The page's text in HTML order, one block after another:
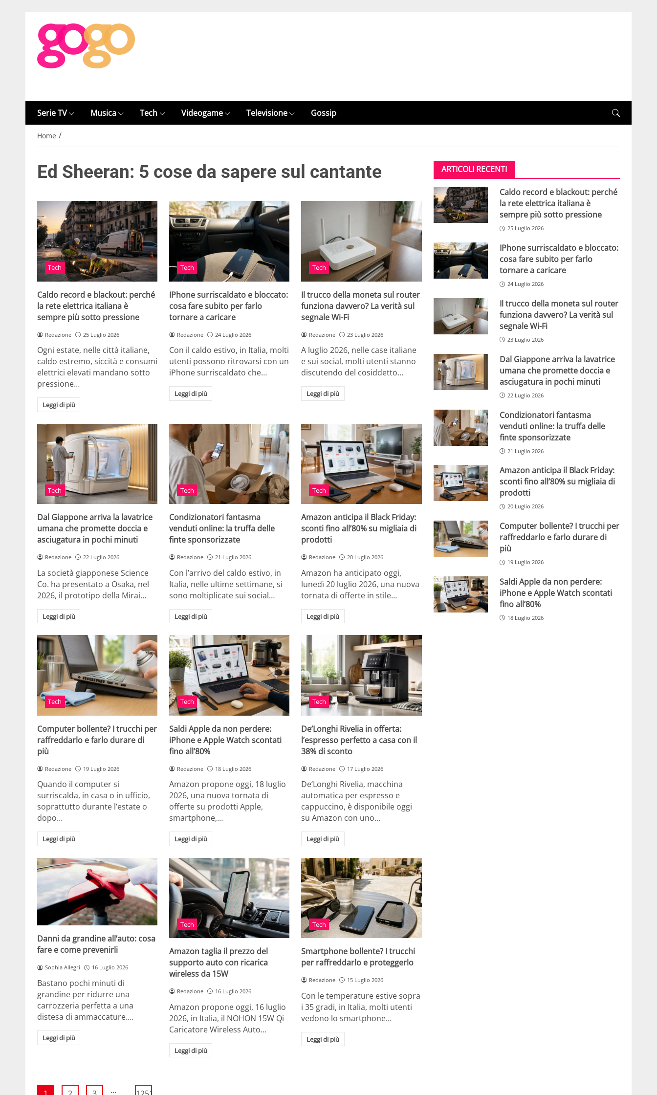
Serie TV Musica Tech Videogame Televisione Gossip
Home /
Ed Sheeran: 5 cose da sapere sul cantante
Tech
Caldo record e blackout: perché
la rete elettrica italiana è
sempre più sotto pressione
Redazione 25 Luglio 2026
Ogni estate, nelle città italiane,
caldo estremo, siccità e consumi
elettrici elevati mandano sotto
pressione…
Leggi di più
Tech
IPhone surriscaldato e bloccato:
cosa fare subito per farlo
tornare a caricare
Redazione 24 Luglio 2026
Con il caldo estivo, in Italia, molti
utenti possono ritrovarsi con un
iPhone surriscaldato che…
Leggi di più
Tech
Il trucco della moneta sul router
funziona davvero? La verità sul
segnale Wi-Fi
Redazione 23 Luglio 2026
A luglio 2026, nelle case italiane
e sui social, molti utenti stanno
discutendo del cosiddetto…
Leggi di più
Tech
Dal Giappone arriva la lavatrice
umana che promette doccia e
asciugatura in pochi minuti
Redazione 22 Luglio 2026
La società giapponese Science
Co. ha presentato a Osaka, nel
2026, il prototipo della Mirai…
Leggi di più
Tech
Condizionatori fantasma
venduti online: la truffa delle
finte sponsorizzate
Redazione 21 Luglio 2026
Con l’arrivo del caldo estivo, in
Italia, nelle ultime settimane, si
sono moltiplicate sui social…
Leggi di più
Tech
Amazon anticipa il Black Friday:
sconti fino all’80% su migliaia di
prodotti
Redazione 20 Luglio 2026
Amazon ha anticipato oggi,
lunedì 20 luglio 2026, una nuova
tornata di offerte in stile…
Leggi di più
Tech
Computer bollente? I trucchi per
raffreddarlo e farlo durare di
più
Redazione 19 Luglio 2026
Quando il computer si
surriscalda, in casa o in ufficio,
soprattutto durante l’estate o
dopo…
Leggi di più
Tech
Saldi Apple da non perdere:
iPhone e Apple Watch scontati
fino all’80%
Redazione 18 Luglio 2026
Amazon propone oggi, 18 luglio
2026, una nuova tornata di
offerte su prodotti Apple,
smartphone,…
Leggi di più
Tech
De’Longhi Rivelia in offerta:
l’espresso perfetto a casa con il
38% di sconto
Redazione 17 Luglio 2026
De’Longhi Rivelia, macchina
automatica per espresso e
cappuccino, è disponibile oggi
su Amazon con uno…
Leggi di più
Danni da grandine all’auto: cosa
fare e come prevenirli
Sophia Allegri 16 Luglio 2026
Bastano pochi minuti di
grandine per ridurre una
carrozzeria perfetta a una
distesa di ammaccature.…
Leggi di più
Tech
Amazon taglia il prezzo del
supporto auto con ricarica
wireless da 15W
Redazione 16 Luglio 2026
Amazon propone oggi, 16 luglio
2026, in Italia, il NOHON 15W Qi
Caricatore Wireless Auto…
Leggi di più
Tech
Smartphone bollente? I trucchi
per raffreddarlo e proteggerlo
Redazione 15 Luglio 2026
Con le temperature estive sopra
i 35 gradi, in Italia, molti utenti
vedono lo smartphone…
Leggi di più
...
ARTICOLI RECENTI
Caldo record e blackout: perché
la rete elettrica italiana è
sempre più sotto pressione
25 Luglio 2026
IPhone surriscaldato e bloccato:
cosa fare subito per farlo
tornare a caricare
24 Luglio 2026
Il trucco della moneta sul router
funziona davvero? La verità sul
segnale Wi-Fi
23 Luglio 2026
Dal Giappone arriva la lavatrice
umana che promette doccia e
asciugatura in pochi minuti
22 Luglio 2026
Condizionatori fantasma
venduti online: la truffa delle
finte sponsorizzate
21 Luglio 2026
Amazon anticipa il Black Friday:
sconti fino all’80% su migliaia di
prodotti
20 Luglio 2026
Computer bollente? I trucchi per
raffreddarlo e farlo durare di
più
19 Luglio 2026
Saldi Apple da non perdere:
iPhone e Apple Watch scontati
fino all’80%
18 Luglio 2026